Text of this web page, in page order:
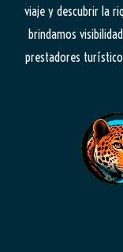
viaje y descubrir la
brindamos
prestadores